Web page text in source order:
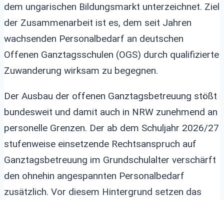
dem ungarischen Bildungsmarkt unterzeichnet. Ziel
der Zusammenarbeit ist es, dem seit Jahren
wachsenden Personalbedarf an deutschen
Offenen Ganztagsschulen (OGS) durch qualifizierte
Zuwanderung wirksam zu begegnen.
Der Ausbau der offenen Ganztagsbetreuung stößt
bundesweit und damit auch in NRW zunehmend an
personelle Grenzen. Der ab dem Schuljahr 2026/27
stufenweise einsetzende Rechtsanspruch auf
Ganztagsbetreuung im Grundschulalter verschärft
den ohnehin angespannten Personalbedarf
zusätzlich. Vor diesem Hintergrund setzen das